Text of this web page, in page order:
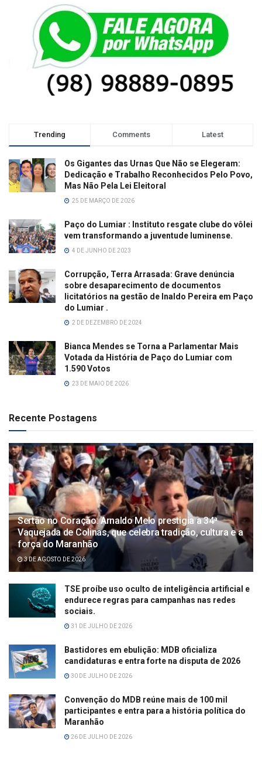
Trending Comments Latest
Os Gigantes das Urnas Que Não se Elegeram:
Dedicação e Trabalho Reconhecidos Pelo Povo,
Mas Não Pela Lei Eleitoral
25 DE MARÇO DE 2026
Paço do Lumiar : Instituto resgate clube do vôlei
vem transformando a juventude luminense.
4 DE JUNHO DE 2023
Corrupção, Terra Arrasada: Grave denúncia
sobre desaparecimento de documentos
licitatórios na gestão de Inaldo Pereira em Paço
do Lumiar .
2 DE DEZEMBRO DE 2024
Bianca Mendes se Torna a Parlamentar Mais
Votada da História de Paço do Lumiar com
1.590 Votos
23 DE MAIO DE 2026
Recente Postagens
Sertão no Coração: Arnaldo Melo prestigia a 34ª
Vaquejada de Colinas, que celebra tradição, cultura e a
força do Maranhão
3 DE AGOSTO DE 2026
TSE proíbe uso oculto de inteligência artificial e
endurece regras para campanhas nas redes
sociais.
31 DE JULHO DE 2026
Bastidores em ebulição: MDB oficializa
candidaturas e entra forte na disputa de 2026
30 DE JULHO DE 2026
Convenção do MDB reúne mais de 100 mil
participantes e entra para a história política do
Maranhão
26 DE JULHO DE 2026